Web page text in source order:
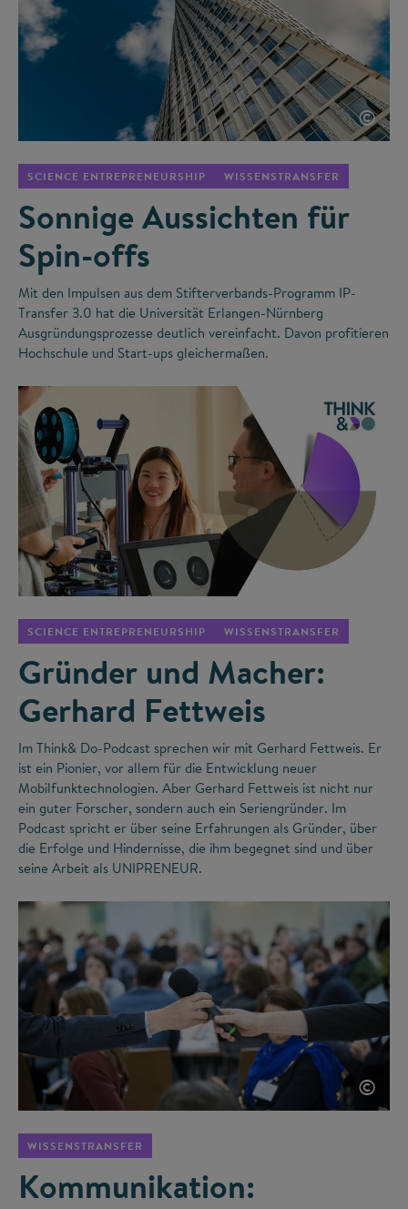
©
SCIENCE ENTREPRENEURSHIP WISSENSTRANSFER
Sonnige Aussichten für
Spin-offs
Mit den Impulsen aus dem Stifterverbands-Programm IP-
Transfer 3.0 hat die Universität Erlangen-Nürnberg
Ausgründungsprozesse deutlich vereinfacht. Davon profitieren
Hochschule und Start-ups gleichermaßen.
SCIENCE ENTREPRENEURSHIP WISSENSTRANSFER
Gründer und Macher:
Gerhard Fettweis
Im Think& Do-Podcast sprechen wir mit Gerhard Fettweis. Er
ist ein Pionier, vor allem für die Entwicklung neuer
Mobilfunktechnologien. Aber Gerhard Fettweis ist nicht nur
ein guter Forscher, sondern auch ein Seriengründer. Im
Podcast spricht er über seine Erfahrungen als Gründer, über
die Erfolge und Hindernisse, die ihm begegnet sind und über
seine Arbeit als UNIPRENEUR.
©
WISSENSTRANSFER
Kommunikation: